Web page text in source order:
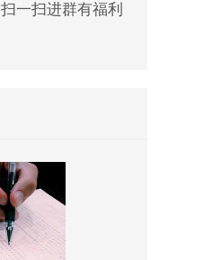
扫一扫进群有福利